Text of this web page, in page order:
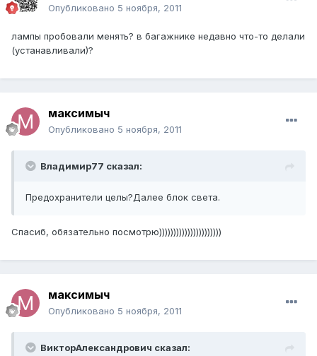
Опубликовано 5 ноября, 2011
лампы пробовали менять? в багажнике недавно что-то делали
(устанавливали)?
максимыч
Опубликовано 5 ноября, 2011
Владимир77 сказал:
Предохранители целы?Далее блок света.
Спасиб, обязательно посмотрю))))))))))))))))))))))
максимыч
Опубликовано 5 ноября, 2011
ВикторАлександрович сказал: